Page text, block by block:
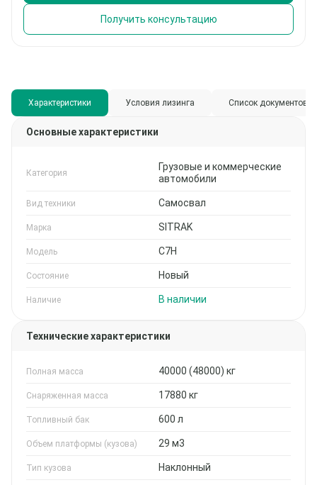
Получить консультацию
Характеристики Условия лизинга Список документов
Основные характеристики
Категория
Грузовые и коммерческие
автомобили
Вид техники Самосвал
Марка SITRAK
Модель C7H
Состояние Новый
Наличие В наличии
Технические характеристики
Полная масса 40000 (48000) кг
Снаряженная масса 17880 кг
Топливный бак 600 л
Объем платформы (кузова) 29 м3
Тип кузова Наклонный